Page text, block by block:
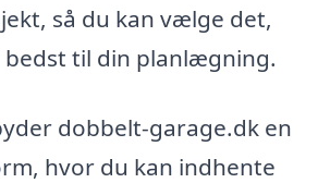
så du kan vælge det,
bedst til din planlægning.
dobbelt-garage.dk en
hvor du kan indhente